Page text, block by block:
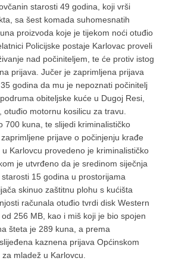
starosti 49 godina, koji vrši
sa šest komada suhomesnatih
proizvoda koje je tijekom noći otuđio
Policijske postaje Karlovac proveli
nad počiniteljem, te će protiv istog
prijava. Jučer je zaprimljena prijava
godina da mu je nepoznati počinitelj
obiteljske kuće u Dugoj Resi,
otuđio motornu kosilicu za travu.
700 kuna, te slijedi kriminalističko
prijave o počinjenju krađe
Karlovcu provedeno je kriminalističko
je utvrđeno da je sredinom siječnja
15 godina u prostorijama
skinuo zaštitnu plohu s kućišta
računala otuđio tvrdi disk Western
256 MB, kao i miš koji je bio spojen
šteta je 289 kuna, a prema
kaznena prijava Općinskom
mladež u Karlovcu.